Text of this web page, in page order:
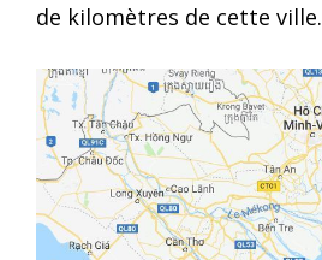
de kilomètres de cette ville.